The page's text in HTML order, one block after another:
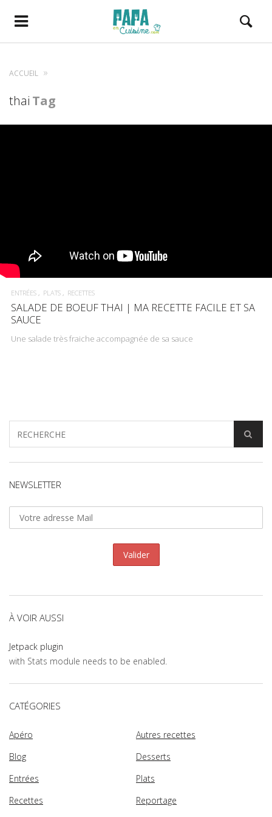
ACCUEIL
thai Tag
ENTRÉES PLATS RECETTES
SALADE DE BOEUF THAI | MA RECETTE FACILE ET SA
SAUCE
Une salade très fraiche accompagnée de sa sauce
NEWSLETTER
À VOIR AUSSI
Jetpack plugin
with Stats module needs to be enabled.
CATÉGORIES
Apéro
Autres recettes
Blog
Desserts
Entrées
Plats
Recettes
Reportage